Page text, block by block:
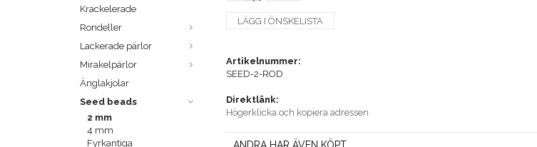
Krackelerade
Rondeller
Lackerade pärlor
Mirakelpärlor
Änglakjolar
Seed beads
2 mm
4 mm
Fyrkantiga
LÄGG I ÖNSKELISTA
Artikelnummer:
SEED-2-ROD
Direktlänk:
Högerklicka och kopiera adressen